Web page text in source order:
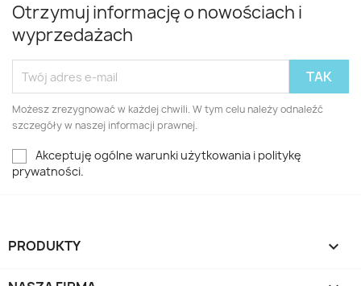
Otrzymuj informację o nowościach i
wyprzedażach
Możesz zrezygnować w każdej chwili. W tym celu należy odnaleźć
szczegóły w naszej informacji prawnej.
Akceptuję ogólne warunki użytkowania i politykę
prywatności.
PRODUKTY 